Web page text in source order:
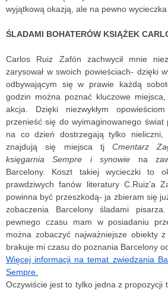
wyjątkową okazją, ale na pewno
ŚLADAMI BOHATERÓW KSIĄŻEK
Carlos Ruiz Zafón zachwycił mnie
zarysował w swoich powieściach- dzięki
odbywającym się w prawie każdą
godzin można poznać kluczowe
akcja. Dzięki niezwykłym
przenieść się do wyimaginowanego
na co dzień dostrzegają tylko
znajdują się miejsca tj Cmentarz
księgarnia Sempre i synowie na
Barcelony. Koszt takiej wycieczki to
prawdziwych fanów literatury C.Ruiz’a
powinna być przeszkodą- ja zbieram się
zobaczenia Barcelony śladami
pewnego czasu mam w posiadaniu
można zobaczyć najważniejsze obiekty
brakuje mi czasu do poznania Barcelony
Więcej informacji na temat zwiedzania
Sempre.
Oczywiście jest to tylko jedna z propozycji